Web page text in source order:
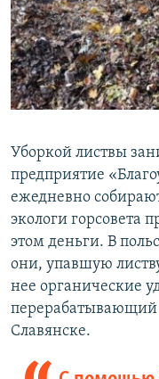
Уборкой листвы
предприятие
ежедневно
экологи горсовета
этом деньги. В
они, упавшую
нее органические
перерабатывающий
Славянске.